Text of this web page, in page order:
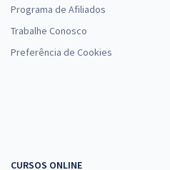
Programa de Afiliados
Trabalhe Conosco
Preferência de Cookies
CURSOS ONLINE